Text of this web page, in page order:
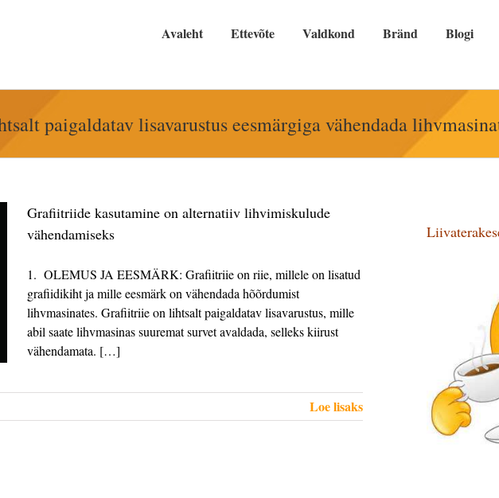
Avaleht Ettevõte Valdkond Bränd Blogi
paigaldatav lisavarustus eesmärgiga vähendada
Grafiitriide kasutamine on alternatiiv lihvimiskulude
vähendamiseks
1. OLEMUS JA EESMÄRK: Grafiitriie on riie, millele on lisatud
grafiidikiht ja mille eesmärk on vähendada hõõrdumist
lihvmasinates. Grafiitriie on lihtsalt paigaldatav lisavarustus, mille
abil saate lihvmasinas suuremat survet avaldada, selleks kiirust
vähendamata. […]
Loe lisaks